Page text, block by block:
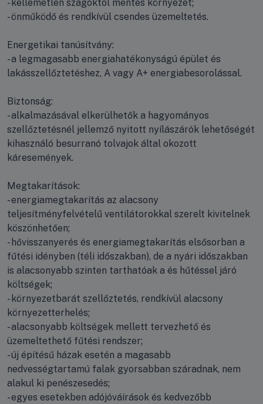
- kellemetlen szagoktól mentes környezet;
- önműködő és rendkívül csendes üzemeltetés.
Energetikai tanúsítvány:
- a legmagasabb energiahatékonyságú épület és
lakásszellőztetéshez, A vagy A+ energiabesorolással.
Biztonság:
- alkalmazásával elkerülhetők a hagyományos
szellőztetésnél jellemző nyitott nyílászárók lehetőségét
kihasználó besurranó tolvajok által okozott
káresemények.
Megtakarítások:
- energiamegtakarítás az alacsony
teljesítményfelvételű ventilátorokkal szerelt kivitelnek
köszönhetően;
- hővisszanyerés és energiamegtakarítás elsősorban a
fűtési idényben (téli időszakban), de a nyári időszakban
is alacsonyabb szinten tarthatóak a és hűtéssel járó
költségek;
- környezetbarát szellőztetés, rendkívül alacsony
környezetterhelés;
- alacsonyabb költségek mellett tervezhető és
üzemeltethető fűtési rendszer;
- új építésű házak esetén a magasabb
nedvességtartamú falak gyorsabban száradnak, nem
alakul ki penészesedés;
- egyes esetekben adójóváírások és kedvezőbb